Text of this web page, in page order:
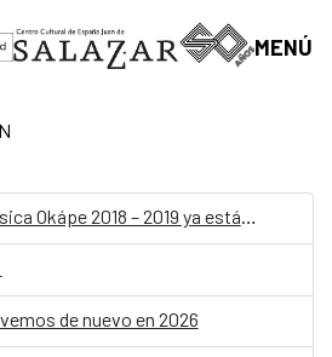
MENÚ
de nuevo en 2026